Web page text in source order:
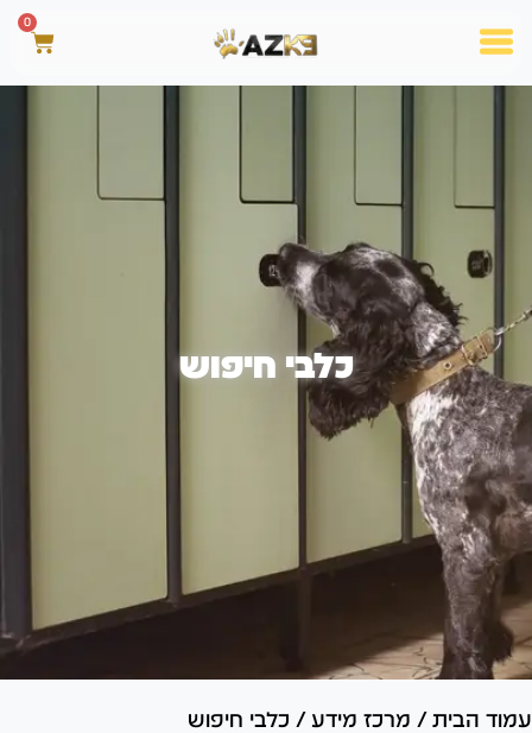
0
כלבי חיפוש
עמוד הבית / מרכז מידע / כלבי חיפוש